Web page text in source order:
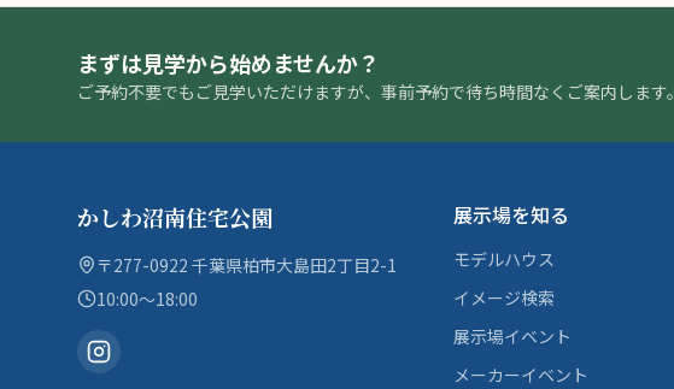
まずは見学から始めませんか？
ご予約不要でもご見学いただけますが、事前予約で待ち時間なくご案内します。
かしわ沼南住宅公園
〒277-0922 千葉県柏市大島田2丁目2-1
10:00〜18:00
展示場を知る
モデルハウス
イメージ検索
展示場イベント
メーカーイベント